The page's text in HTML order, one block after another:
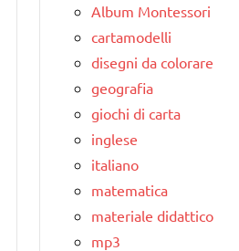
Album Montessori
cartamodelli
disegni da colorare
geografia
giochi di carta
inglese
italiano
matematica
materiale didattico
mp3